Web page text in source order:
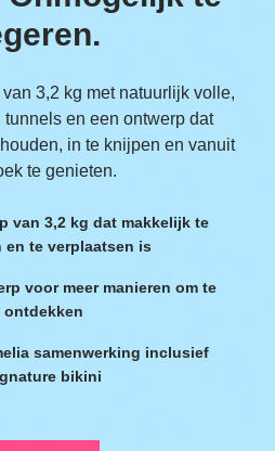
3,2 kg met natuurlijk volle,
en een ontwerp dat
in te knijpen en vanuit
te genieten.
van 3,2 kg dat makkelijk te
en te verplaatsen is
voor meer manieren om te
ontdekken
samenwerking inclusief
bikini